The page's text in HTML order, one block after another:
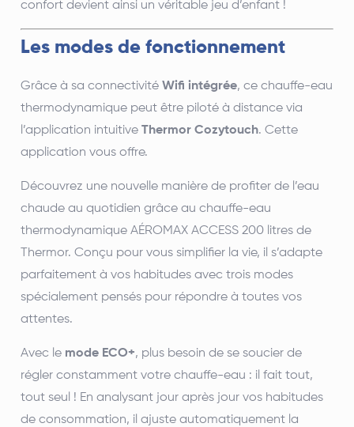
confort devient ainsi un véritable jeu d’enfant !
Les modes de fonctionnement
Grâce à sa connectivité Wifi intégrée, ce chauffe-eau
thermodynamique peut être piloté à distance via
l’application intuitiveThermor Cozytouch. Cette
application vous offre.
Découvrez une nouvelle manière de profiter de l’eau
chaude au quotidien grâce au chauffe-eau
thermodynamique AÉROMAX ACCESS 200 litres de
Thermor. Conçu pour vous simplifier la vie, il s’adapte
parfaitement à vos habitudes avec trois modes
spécialement pensés pour répondre à toutes vos
attentes.
Avec le mode ECO+, plus besoin de se soucier de
régler constamment votre chauffe-eau : il fait tout,
tout seul ! En analysant jour après jour vos habitudes
de consommation, il ajuste automatiquement la